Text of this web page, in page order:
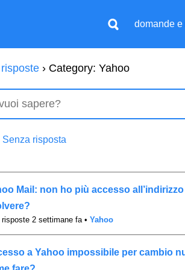
domande e
› Category: Yahoo
Senza risposta
Mail: non ho più accesso
risposte 2 settimane fa• Yahoo
a Yahoo impossibile per cambio